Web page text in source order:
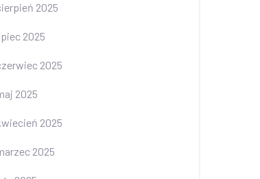
2025
2025
2025
2025
2025
2025